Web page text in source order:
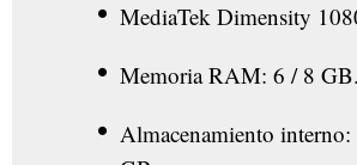
MediaTek Dimensity
Memoria RAM: 6 / 8 GB.
Almacenamiento